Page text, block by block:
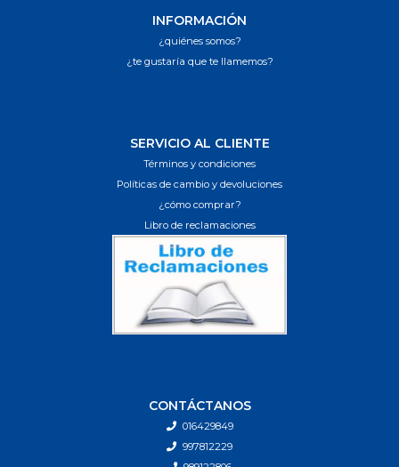
INFORMACIÓN
¿quiénes somos?
¿te gustaría que te llamemos?
SERVICIO AL CLIENTE
Términos y condiciones
Políticas de cambio y devoluciones
¿cómo comprar?
Libro de reclamaciones
CONTÁCTANOS
016429849
997812229